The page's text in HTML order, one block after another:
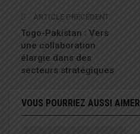
ARTICLE PRÉCÉDENT
Togo-Pakistan : Vers
une collaboration
élargie dans des
secteurs stratégiques
VOUS POURRIEZ AUSSI AIMER